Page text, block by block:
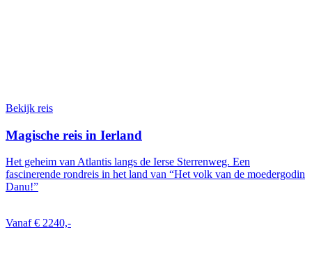
Bekijk reis
Magische reis in Ierland
Het geheim van Atlantis langs de Ierse Sterrenweg. Een
fascinerende rondreis in het land van “Het volk van de moedergodin
Danu!”
Vanaf € 2240,-